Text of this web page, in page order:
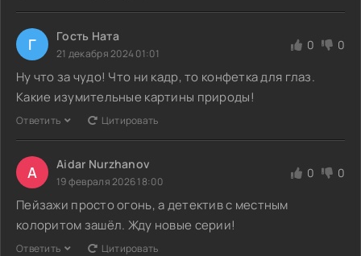
Г Гость Ната
21 декабря 2024 01:01
0 0
Ну что за чудо! Что ни кадр, то конфетка для глаз.
Какие изумительные картины природы!
Ответить Цитировать
A Aidar Nurzhanov
19 февраля 2026 18:00
0 0
Пейзажи просто огонь, а детектив с местным
колоритом зашёл. Жду новые серии!
Ответить Цитировать